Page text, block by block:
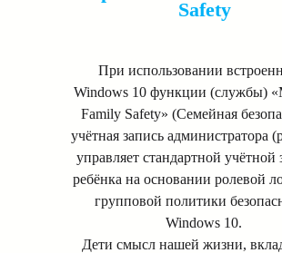
Safety
При использовании
Windows 10 функции (службы)
Family Safety» (Семейная
учётная запись администратора
управляет стандартной учётной
ребёнка на основании ролевой
групповой политики
Windows 10.
Дети смысл нашей жизни,